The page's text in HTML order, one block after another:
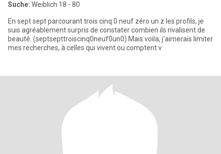
Suche: Weiblich 18 - 80
En sept sept parcourant trois cinq 0 neuf zéro un z les profils, je
suis agréablement surpris de constater combien ils rivalisent de
beauté. (septsepttroiscinq0neuf0un0) Mais voila, j'aimerais limiter
mes recherches, à celles qui vivent ou comptent v